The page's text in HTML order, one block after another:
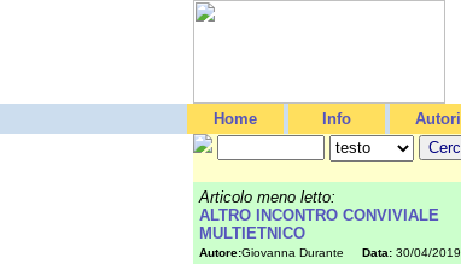
Home Info Autori
Articolo meno letto:
ALTRO INCONTRO CONVIVIALE
MULTIETNICO
Autore:Giovanna Durante Data: 30/04/2019